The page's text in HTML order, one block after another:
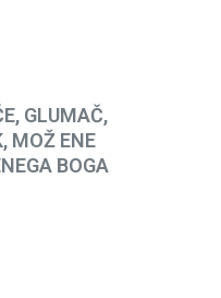
GLUMAČ,
MOŽ ENE
BOGA